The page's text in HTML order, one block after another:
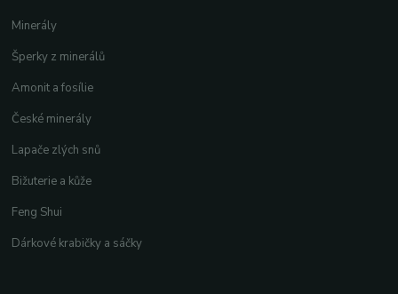
Minerály
Šperky z minerálů
Amonit a fosílie
České minerály
Lapače zlých snů
Bižuterie a kůže
Feng Shui
Dárkové krabičky a sáčky